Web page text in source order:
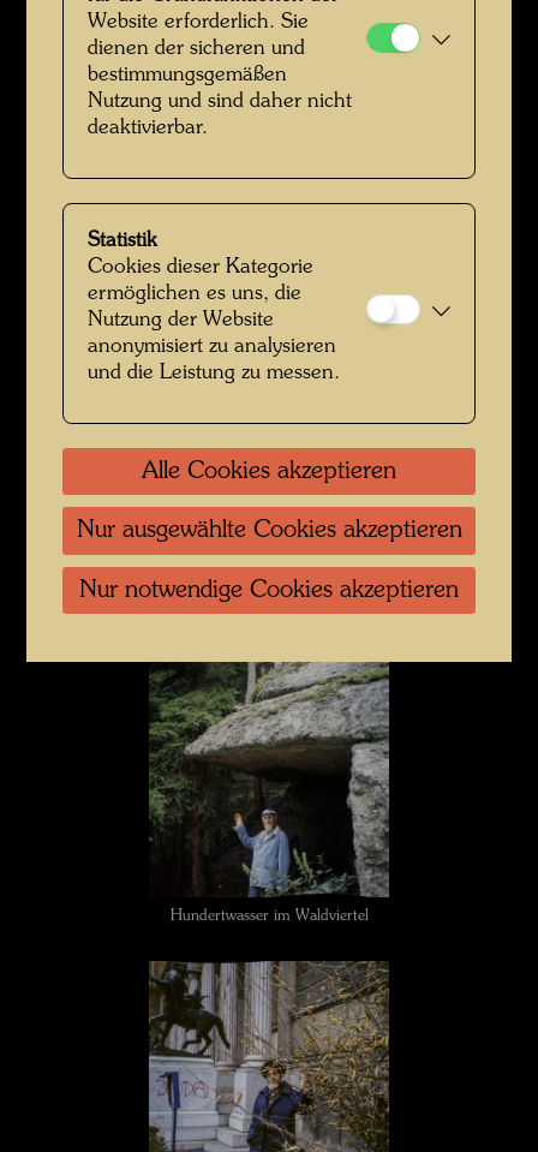
Hundertwassers Baumpflanzaktion vor der Akademie der bildenden
Künste in Wien
Hundertwasser las gerne Comics
Hundertwasser im Waldviertel
Website erforderlich. Sie
dienen der sicheren und
bestimmungsgemäßen
Nutzung und sind daher nicht
deaktivierbar.
Statistik
Cookies dieser Kategorie
ermöglichen es uns, die
Nutzung der Website
anonymisiert zu analysieren
und die Leistung zu messen.
Alle Cookies akzeptieren
Nur ausgewählte Cookies akzeptieren
Nur notwendige Cookies akzeptieren